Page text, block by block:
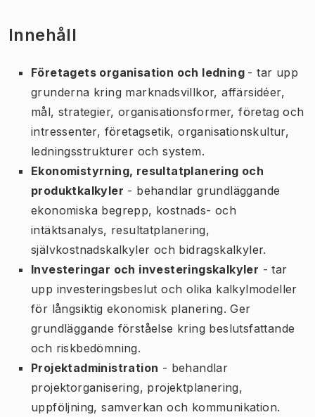
Innehåll
Företagets organisation och ledning - tar upp
grunderna kring marknadsvillkor, affärsidéer,
mål, strategier, organisationsformer, företag och
intressenter, företagsetik, organisationskultur,
ledningsstrukturer och system.
Ekonomistyrning, resultatplanering och
produktkalkyler - behandlar grundläggande
ekonomiska begrepp, kostnads- och
intäktsanalys, resultatplanering,
självkostnadskalkyler och bidragskalkyler.
Investeringar och investeringskalkyler - tar
upp investeringsbeslut och olika kalkylmodeller
för långsiktig ekonomisk planering. Ger
grundläggande förståelse kring beslutsfattande
och riskbedömning.
Projektadministration - behandlar
projektorganisering, projektplanering,
uppföljning, samverkan och kommunikation.